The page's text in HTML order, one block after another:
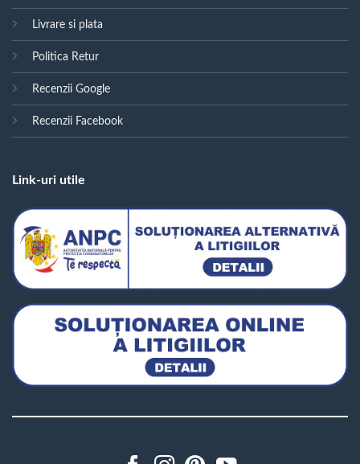
Livrare si plata
Politica Retur
Recenzii Google
Recenzii Facebook
Link-uri utile